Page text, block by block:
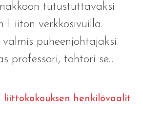
tutustuttavaksi
Liiton verkkosivuilla.
puheenjohtajaksi
professori, tohtori se...
henkilövaalit